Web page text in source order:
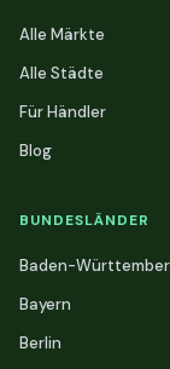
Alle Märkte
Alle Städte
Für Händler
Blog
BUNDESLÄNDER
Baden-
Bayern
Berlin